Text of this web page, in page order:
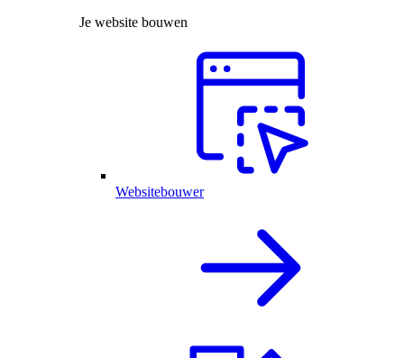
Je website bouwen
Websitebouwer